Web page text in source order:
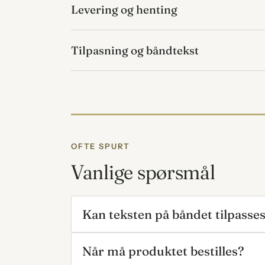
Levering og henting
Tilpasning og båndtekst
OFTE SPURT
Vanlige spørsmål
Kan teksten på båndet
Når må produktet bestilles?